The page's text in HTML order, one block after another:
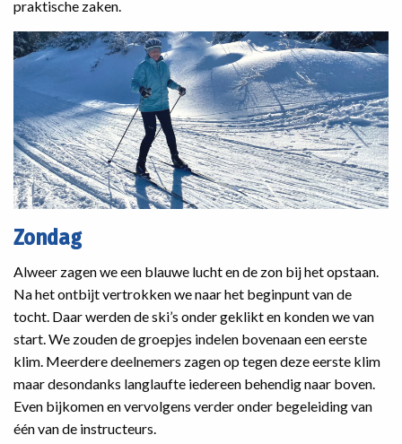
praktische zaken.
Zondag
Alweer zagen we een blauwe lucht en de zon bij het opstaan.
Na het ontbijt vertrokken we naar het beginpunt van de
tocht. Daar werden de ski’s onder geklikt en konden we van
start. We zouden de groepjes indelen bovenaan een eerste
klim. Meerdere deelnemers zagen op tegen deze eerste klim
maar desondanks langlaufte iedereen behendig naar boven.
Even bijkomen en vervolgens verder onder begeleiding van
één van de instructeurs.